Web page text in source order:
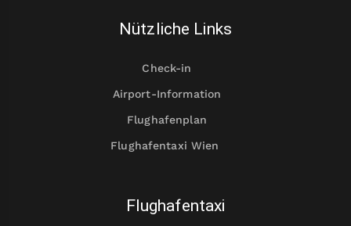
Nützliche Links
Check-in
Airport-Information
Flughafenplan
Flughafentaxi Wien
Flughafentaxi